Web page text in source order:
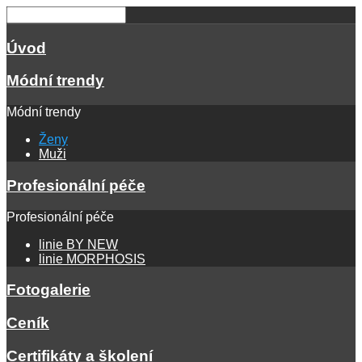
Úvod
Módní trendy
Módní trendy
Ženy
Muži
Profesionální péče
Profesionální péče
linie BY NEW
linie MORPHOSIS
Fotogalerie
Ceník
Certifikáty a školení